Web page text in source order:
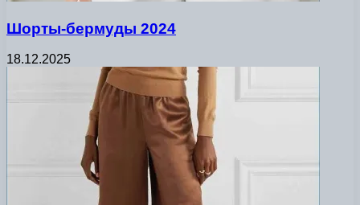
Шорты-бермуды 2024
18.12.2025